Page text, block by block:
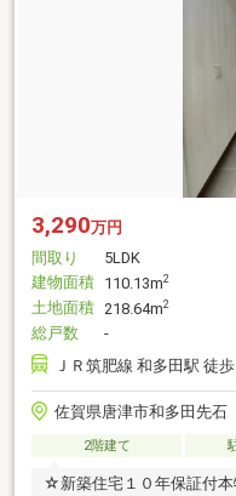
3,290万円
間取り
5LDK
建物面積 110.13m2
土地面積 218.64m2
総戸数
-
ＪＲ筑肥線 和多田駅 徒
佐賀県唐津市和多田先石
2階建て
☆新築住宅１０年保証付